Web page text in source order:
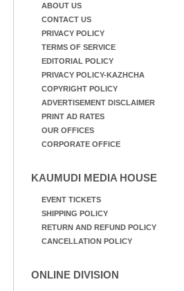
ABOUT US
CONTACT US
PRIVACY POLICY
TERMS OF SERVICE
EDITORIAL POLICY
PRIVACY POLICY-KAZHCHA
COPYRIGHT POLICY
ADVERTISEMENT DISCLAIMER
PRINT AD RATES
OUR OFFICES
CORPORATE OFFICE
KAUMUDI MEDIA HOUSE
EVENT TICKETS
SHIPPING POLICY
RETURN AND REFUND POLICY
CANCELLATION POLICY
ONLINE DIVISION